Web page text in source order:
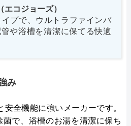
コジョーズ）
プで、ウルトラファインバ
や浴槽を清潔に保てる快適
み
安全機能に強いメーカーです。
で、浴槽のお湯を清潔に保ち